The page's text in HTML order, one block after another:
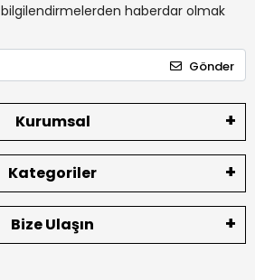
haberdar olmak
Gönder
Kurumsal
Kategoriler
Bize Ulaşın